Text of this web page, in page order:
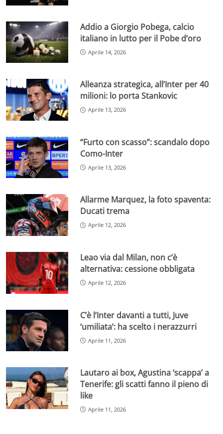
Addio a Giorgio Pobega, calcio
italiano in lutto per il Pobe d’oro
Aprile 14, 2026
Alleanza strategica, all’Inter per 40
milioni: lo porta Stankovic
Aprile 13, 2026
“Furto con scasso”: scandalo dopo
Como-Inter
Aprile 13, 2026
Allarme Marquez, la foto spaventa:
Ducati trema
Aprile 12, 2026
Leao via dal Milan, non c’è
alternativa: cessione obbligata
Aprile 12, 2026
C’è l’Inter davanti a tutti, Juve
‘umiliata’: ha scelto i nerazzurri
Aprile 11, 2026
Lautaro ai box, Agustina ‘scappa’ a
Tenerife: gli scatti fanno il pieno di
like
Aprile 11, 2026